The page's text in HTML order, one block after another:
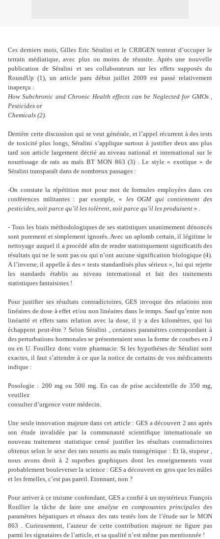
Ces derniers mois, Gilles Eric Séralini et le CRIIGEN tentent d’occuper le
terrain médiatique, avec plus ou moins de réussite. Après une nouvelle
publication de Séralini et ses collaborateurs sur les effets supposés du
RoundUp (1), un article paru début juillet 2009 est passé relativement
inaperçu :
How Subchronic and Chronic Health effects can be Neglected for GMOs ,
Pesticides or
Chemicals (2).
Derrière cette discussion qui se veut générale, et l’appel récurrent à des tests
de toxicité plus longs, Séralini s’applique surtout à justifier deux ans plus
tard son article largement décrié au niveau national et international sur le
nourrissage de rats au maïs BT MON 863 (3) . Le style « exotique » de
Séralini transparaît dans de nombreux passages :
-On constate la répétition mot pour mot de formules employées dans ces
conférences militantes : par exemple, « les OGM qui contiennent des
pesticides, soit parce qu’il les tolèrent, soit parce qu’il les produisent » .
- Tous les biais méthodologiques de ses statistiques unanimement dénoncés
sont purement et simplement ignorés. Avec un aplomb certain, il légitime le
nettoyage auquel il a procédé afin de rendre statistiquement significatifs des
résultats qui ne le sont pas ou qui n’ont aucune signification biologique (4).
A l’inverse, il appelle à des « tests standardisés plus sérieux », lui qui rejette
les standards établis au niveau international et fait des traitements
statistiques fantaisistes !
Pour justifier ses résultats contradictoires, GES invoque des relations non
linéaires de dose à effet et/ou non linéaires dans le temps. Sauf qu’entre non
linéarité et effets sans relation avec la dose, il y a des kilomètres, qui lui
échappent peut-être ? Selon Séralini , certaines paramètres correspondant à
des perturbations hormonales se présenteraient sous la forme de courbes en J
ou en U. Fouillez donc votre pharmacie. Si les hypothèses de Séralini sont
exactes, il faut s’attendre à ce que la notice de certains de vos médicaments
indique :
Posologie : 200 mg ou 500 mg. En cas de prise accidentelle de 350 mg,
veuillez
consulter d’urgence votre médecin.
Une seule innovation majeure dans cet article : GES a découvert 2 ans après
son étude invalidée par la communauté scientifique internationale un
nouveau traitement statistique censé justifier les résultats contradictoires
obtenus selon le sexe des rats nourris au maïs transgénique : Et là, stupeur ,
nous avons droit à 2 superbes graphiques dont les enseignements vont
probablement bouleverser la science : GES a découvert en gros que les mâles
et les femelles, c’est pas pareil. Etonnant, non ?
Pour arriver à ce truisme confondant, GES a confié à un mystérieux François
Roullier la tâche de faire une analyse en composantes principales des
paramètres hépatiques et rénaux des rats testés lors de l’étude sur le MON
863 . Curieusement, l’auteur de cette contribution majeure ne figure pas
parmi les signataires de l’article, et sa qualité n’est même pas mentionnée !